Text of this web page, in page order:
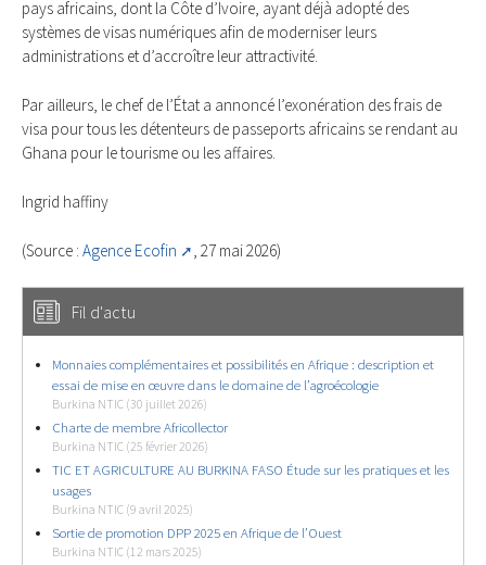
pays africains, dont la Côte d’Ivoire, ayant déjà adopté des
systèmes de visas numériques afin de moderniser leurs
administrations et d’accroître leur attractivité.
Par ailleurs, le chef de l’État a annoncé l’exonération des frais de
visa pour tous les détenteurs de passeports africains se rendant au
Ghana pour le tourisme ou les affaires.
Ingrid haffiny
(Source : Agence Ecofin , 27 mai 2026)
Fil d'actu
Monnaies complémentaires et possibilités en Afrique : description et
essai de mise en œuvre dans le domaine de l’agroécologie
Burkina NTIC (30 juillet 2026)
Charte de membre Africollector
Burkina NTIC (25 février 2026)
TIC ET AGRICULTURE AU BURKINA FASO Étude sur les pratiques et les
usages
Burkina NTIC (9 avril 2025)
Sortie de promotion DPP 2025 en Afrique de l’Ouest
Burkina NTIC (12 mars 2025)